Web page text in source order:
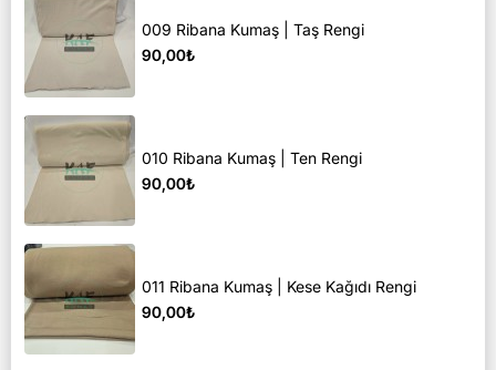
009 Ribana Kumaş | Taş Rengi
90,00₺
010 Ribana Kumaş | Ten Rengi
90,00₺
011 Ribana Kumaş | Kese Kağıdı Rengi
90,00₺